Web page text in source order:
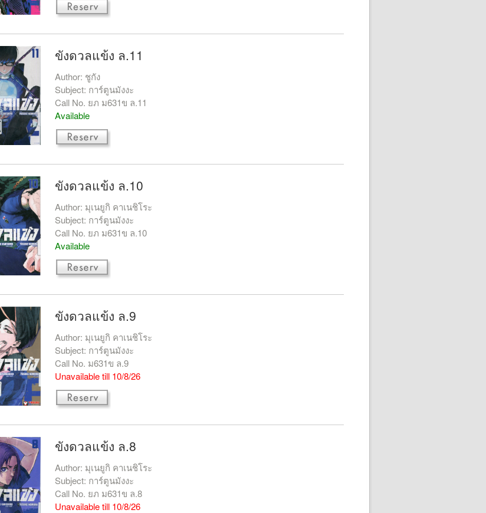
ขังดวลแข้ง ล.11
Author: ชูกัง
Subject: การ์ตูนมังงะ
Call No. ยภ ม631ข ล.11
Available
ขังดวลแข้ง ล.10
Author: มุเนยูกิ คาเนชิโระ
Subject: การ์ตูนมังงะ
Call No. ยภ ม631ข ล.10
Available
ขังดวลแข้ง ล.9
Author: มุเนยูกิ คาเนชิโระ
Subject: การ์ตูนมังงะ
Call No. ม631ข ล.9
Unavailable till 10/8/26
ขังดวลแข้ง ล.8
Author: มุเนยูกิ คาเนชิโระ
Subject: การ์ตูนมังงะ
Call No. ยภ ม631ข ล.8
Unavailable till 10/8/26